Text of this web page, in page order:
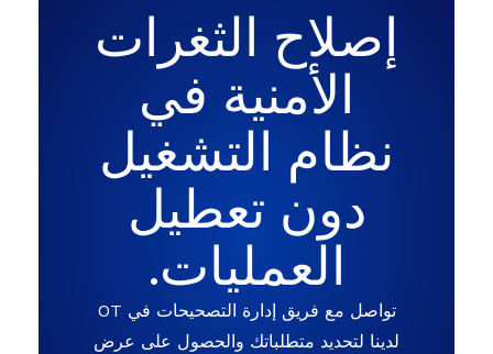
إصلاح الثغرات
الأمنية في
نظام التشغيل
دون تعطيل
العمليات.
تواصل مع فريق إدارة التصحيحات في OT
لدينا لتحديد متطلباتك والحصول على عرض